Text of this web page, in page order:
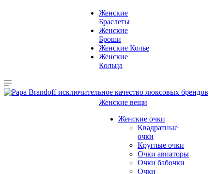
Женские
Браслеты
Женские
Броши
Женские Колье
Женские
Кольца
Женские вещи
Женские очки
Квадратные
очки
Круглые очки
Очки авиаторы
Очки бабочки
Очки